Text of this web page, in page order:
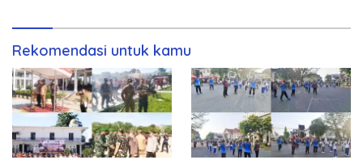
Rekomendasi untuk kamu